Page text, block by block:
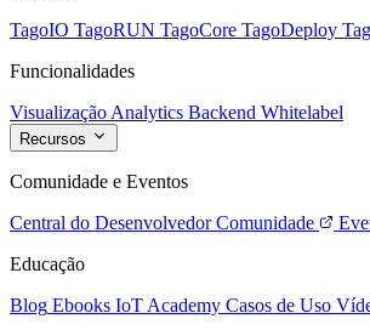
TagoIO TagoRUN TagoCore TagoDeploy
Funcionalidades
Visualização Analytics Backend Whitelabel
Recursos
Comunidade e Eventos
Central do Desenvolvedor Comunidade
Educação
Blog Ebooks IoT Academy Casos de Uso